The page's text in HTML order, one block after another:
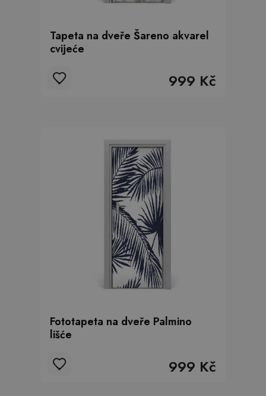
Tapeta na dveře Šareno akvarel
cvijeće
999 Kč
Fototapeta na dveře Palmino
lišće
999 Kč